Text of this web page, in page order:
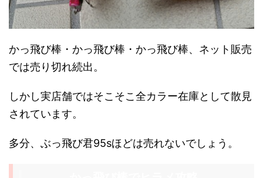
かっ飛び棒・かっ飛び棒・かっ飛び棒、ネット販売
では売り切れ続出。
しかし実店舗ではそこそこ全カラー在庫として散見
されています。
多分、ぶっ飛び君95sほどは売れないでしょう。